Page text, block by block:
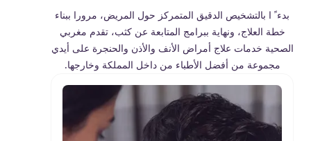
بدء ً ا بالتشخیص الدقیق المتمركز حول المریض، مرورا ببناء
خطة العلاج، ونھایة ببرامج المتابعة عن كثب، تقدم مغربي
الصحیة خدمات علاج أمراض الأنف والأذن والحنجرة على أیدي
مجموعة من أفضل الأطباء من داخل المملكة وخارجھا.